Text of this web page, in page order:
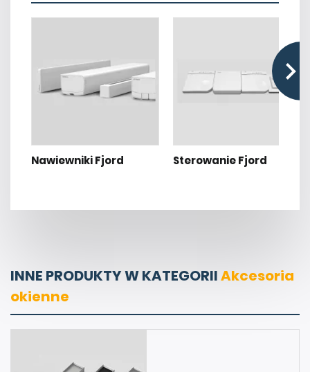
Nawiewniki Fjord Sterowanie Fjord
INNE PRODUKTY W KATEGORIIAkcesoria
okienne